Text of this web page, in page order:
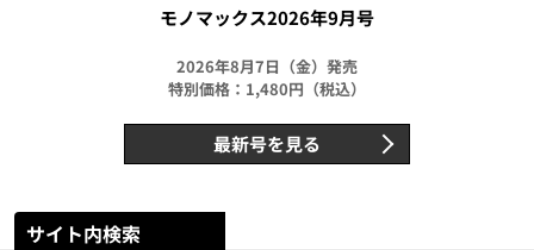
モノマックス2026年9月号
2026年8月7日（金）発売
特別価格：1,480円（税込）
最新号を見る
サイト内検索